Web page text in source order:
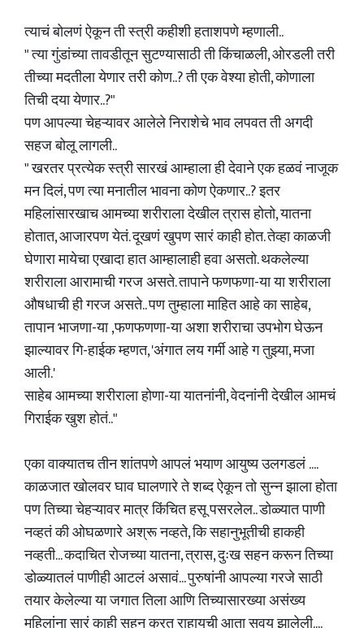
त्याचं बोलणं ऐकून ती स्त्री कहीशी हताशपणे म्हणाली..
" त्या गुंडांच्या तावडीतून सुटण्यासाठी ती किंचाळली, ओरडली तरी
तीच्या मदतीला येणार तरी कोण..? ती एक वेश्या होती, कोणाला
तिची दया येणार..?"
पण आपल्या चेहऱ्यावर आलेले निराशेचे भाव लपवत ती अगदी
सहज बोलू लागली..
" खरतर प्रत्येक स्त्री सारखं आम्हाला ही देवाने एक हळवं नाजूक
मन दिलं, पण त्या मनातील भावना कोण ऐकणार..? इतर
महिलांसारखाच आमच्या शरीराला देखील त्रास होतो, यातना
होतात, आजारपण येतं. दूखणं खुपण सारं काही होत. तेव्हा काळजी
घेणारा मायेचा एखादा हात आम्हालाही हवा असतो. थकलेल्या
शरीराला आरामाची गरज असते. तापाने फणफणा-या या शरीराला
औषधाची ही गरज असते.. पण तुम्हाला माहित आहे का साहेब,
तापान भाजणा-या ,फणफणणा-या अशा शरीराचा उपभोग घेऊन
झाल्यावर गि-हाईक म्हणत, 'अंगात लय गर्मी आहे ग तुझ्या, मजा
आली.'
साहेब आमच्या शरीराला होणा-या यातनांनी, वेदनांनी देखील आमचं
गिराईक खुश होतं.."
एका वाक्यातच तीन शांतपणे आपलं भयाण आयुष्य उलगडलं ....
काळजात खोलवर घाव घालणारे ते शब्द ऐकून तो सुन्न झाला होता
पण तिच्या चेहऱ्यावर मात्र किंचित हसू पसरलेल.. डोळ्यात पाणी
नव्हतं की ओघळणारे अश्रू नव्हते, कि सहानुभूतीची हाकही
नव्हती... कदाचित रोजच्या यातना, त्रास, दुःख सहन करून तिच्या
डोळ्यातलं पाणीही आटलं असावं... पुरुषांनी आपल्या गरजे साठी
तयार केलेल्या या जगात तिला आणि तिच्यासारख्या असंख्य